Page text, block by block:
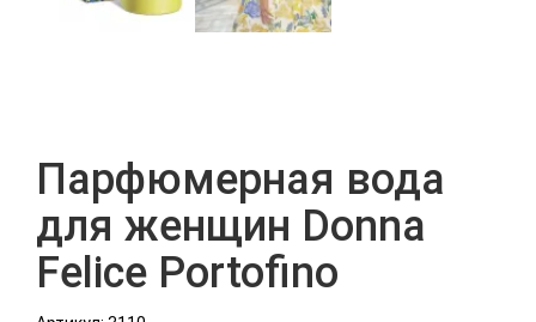
Парфюмерная вода
для женщин Donna
Felice Portofino